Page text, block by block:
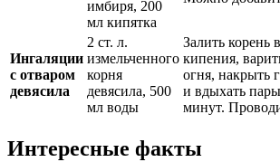
имбиря, 200
мл кипятка
Ингаляции
с отваром
девясила
2 ст. л.
измельченного
корня
девясила, 500
мл воды
Залить корень
кипения,
огня, накрыть
и вдыхать
минут.
Интересные факты